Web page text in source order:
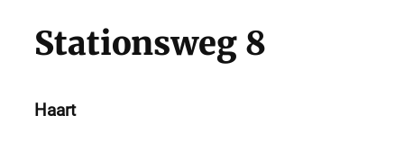
Stationsweg 8
Haart